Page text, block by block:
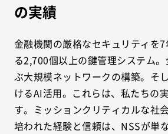
の実績
金融機関の厳格なセキュリティを
る2,700個以上の鍵管理システム
ぶ大規模ネットワークの構築。そ
けるAI活用。これらは、私たちの
す。ミッションクリティカルな社
培われた経験と信頼は、NSSが単